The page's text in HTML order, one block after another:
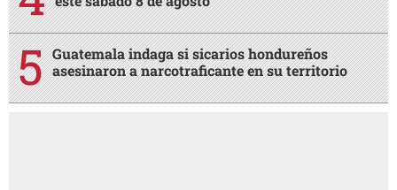
Guatemala indaga si sicarios hondureños
asesinaron a narcotraficante en su territorio